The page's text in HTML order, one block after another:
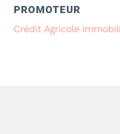
PROMOTEUR
Crédit Agricole